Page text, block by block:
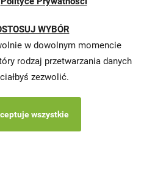
Karty
Butelkomaty
WYBÓR
w dowolnym momencie
rodzaj przetwarzania danych
zezwolić.
wszystkie